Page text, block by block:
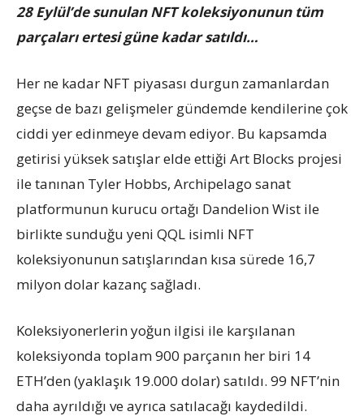
28 Eylül’de sunulan NFT koleksiyonunun tüm
parçaları ertesi güne kadar satıldı…
Her ne kadar NFT piyasası durgun zamanlardan
geçse de bazı gelişmeler gündemde kendilerine çok
ciddi yer edinmeye devam ediyor. Bu kapsamda
getirisi yüksek satışlar elde ettiği Art Blocks projesi
ile tanınan Tyler Hobbs, Archipelago sanat
platformunun kurucu ortağı Dandelion Wist ile
birlikte sunduğu yeni QQL isimli NFT
koleksiyonunun satışlarından kısa sürede 16,7
milyon dolar kazanç sağladı.
Koleksiyonerlerin yoğun ilgisi ile karşılanan
koleksiyonda toplam 900 parçanın her biri 14
ETH’den (yaklaşık 19.000 dolar) satıldı. 99 NFT’nin
daha ayrıldığı ve ayrıca satılacağı kaydedildi.